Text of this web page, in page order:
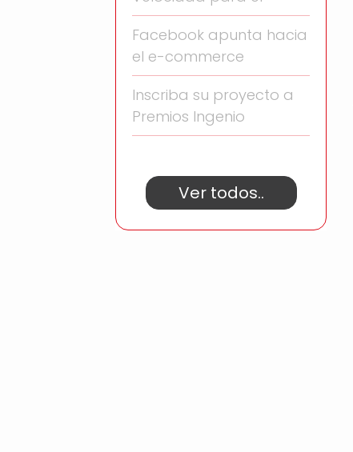
Facebook apunta hacia
el e-commerce
Inscriba su proyecto a
Premios Ingenio
Ver todos..